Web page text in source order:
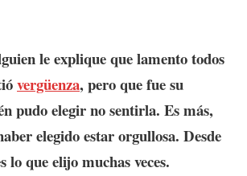
le explique que lamento todos
vergüenza, pero que fue su
pudo elegir no sentirla. Es más,
elegido estar orgullosa. Desde
lo que elijo muchas veces.